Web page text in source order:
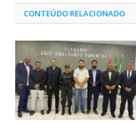
CONTEÚDO RELACIONADO